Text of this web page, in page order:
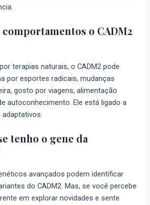
o CADM2
terapias naturais, o CADM2 pode
por esportes radicais, mudanças
gosto por viagens, alimentação
autoconhecimento. Ele está ligado a
tenho o gene da
avançados podem identificar
do CADM2. Mas, se você percebe
em explorar novidades e sente